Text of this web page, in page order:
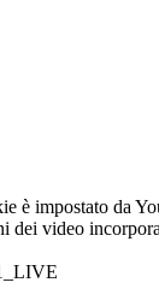
è impostato da
dei video